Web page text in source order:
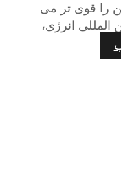
را قوی تر می
انرژی،